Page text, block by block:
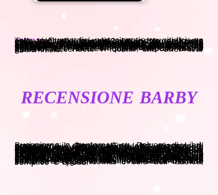
Trama:
Quattordici partecipanti, tre giudici, un solo vincitore. In palio? Un posto di lavoro nella brigata di uno dei migliori ristoranti della città. Fra gli aspiranti chef c’è lei: Johanna Dixon. È una ragazza tenace e piena di speranze, pronta a conquistare la sua tanto agognata fetta di sogno. E poi c’è lui: Terrence Lee, prodigio della cucina e ben consapevole di essere il principe designato alla vittoria. Nessuno dei due però sembra aver fatto i conti con le ferite nascoste dal grembiule… e soprattutto con quello scomodo organo palpitante che forse rischierà di buttare entrambi in un’arena ben più minacciosa. Tra sfide prelibate e ricordi sgradevoli, ci sarà un posto in palio anche per l’amore? Affilate i coltelli, abbottonate le giacche, accendete i fuochi: che Chef War abbia inizio!
RECENSIONE BARBY
Buongiorno e bentornati su Polvere di Libri, oggi per il Review Tour, ho piacere di presentarvi, ” The taste of love” romanzo di esordio di Marta Mancinelli di recente pubblicazione. “The taste of love” è un romance contemporaneo a tema culinario, Johanna è una giovane ragazze dalle doti culinarie superlative che per la sua grande passione per la cucina, spronata dai sui amici decide di partecipare al Chef War un programma televisivo dove i concorrenti si sfidano per vincere un posto di lavoro in un ristorante rinomato. Johanna, arriva con i migliori propositi di vincere il programma, ma non tutto va come deve andare e il suo sogno sta per infrangersi negli occhi di Terrence Lee. Questo romanzo è il primo romanzo che leggo con questa trama per me originale, quindi già questo mi ha invogliato molto a intraprendere questa lettura che devo ammettere non mi ha per nulla delusa. I protagonisti di questo romanzo sono due semplici ragazzi, la cui la vita non ha fatto sconti, molto ben caratterizzati e perfettamente inseriti nel contesto. Per quanto poco possa intendermi di cucina, ho notato che l’autrice, ha una buona conoscenza dell’arte culinaria, e questo non ha fatto altro che arricchire il romanzo destando nel lettore un interesse a proseguire la lettura. Dal punto di vista emotivo, il romanzo è ricco di emozioni e sentimenti contrastanti che insieme ci regalano una bella storia d’amore semplice e pura, come lo stile dell’ autrice, semplice e brioso.